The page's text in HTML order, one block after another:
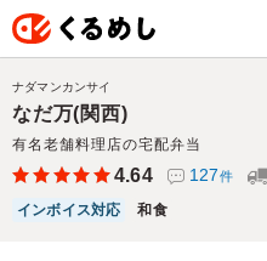
なだ万(関西)
有名老舗料理店の宅配弁当
ナダマンカンサイ
4.64 127件
インボイス対応
和食